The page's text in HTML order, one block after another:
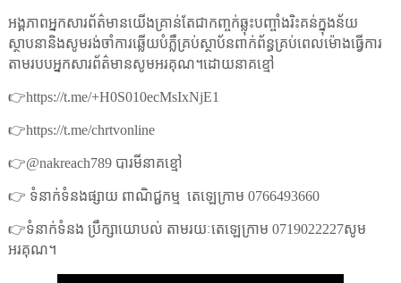
អង្គភាពអ្នកសារព័ត៌មានយើងគ្រាន់តែជាកញ្ចក់ឆ្លុះបញ្ចាំងរិះគន់ក្នុងន័យ
ស្ថាបនានិងសូមរង់ចាំការឆ្លើយបំភ្លឺគ្រប់ស្ថាប័នពាក់ព័ន្ធគ្រប់ពេលម៉ោងធ្វើការ
តាមរបបអ្នកសារព័ត៌មានសូមអរគុណ។ដោយនាគខ្មៅ
👉https://t.me/+H0S010ecMsIxNjE1
👉https://t.me/chrtvonline
👉@nakreach789 បារមីនាគខ្មៅ
👉 ទំនាក់ទំនងផ្សាយ ពាណិជ្ជកម្ម តេឡេក្រាម 0766493660
👉ទំនាក់ទំនង ប្រឹក្សាយោបល់ តាមរយៈតេឡេក្រាម 0719022227សូម
អរគុណ។